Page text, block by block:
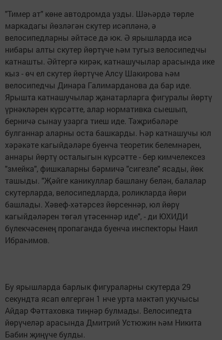
"Тимер ат" көне автодромда узды. Шәһәрдә төрле
маркада­гы йөзләгән скутер исәпләнә, ә
велосипедларны әйтәсе дә юк. Ә ярышларда исә
нибары алты скутер йөртүче һәм тугыз ве­лосипедчы
катнашты. Әйтергә кирәк, катнашучылар арасында ике
кыз - өч ел скутер йөртүче Алсу Шакирова һәм
велосипе­дчы Динара Галимарданова да бар иде.
Ярышта катнашучы­лар җанатарларга фигуралы йөртү
үрнәкләрен күрсәтте, алар нормативка сыешып,
берничә сынау узарга тиеш иде. Тәҗрибәләре
булганнар алар­ны оста башкарды. Һәр катна­шучы юл
хәрәкәте кагыйдәләре буенча теоретик белемнәрен,
аннары йөртү осталыгын күрсәтте - бер кимчелексез
"змейка", фишкаларны бәрмичә "сигезле" ясады, йөк
ташыды. "Җәйге каникуллар башлану белән, балалар
скутерларда, велосипедларда, роликлар­да йөри
башлады. Хәвеф-хәтәрсез йөрсеннәр, юл йөрү
кагыйдәләрен төгәл үтәсеннәр иде", - ди ЮХИДИ
бүлекчәсенең пропаганда буенча инспекторы Наил
Ибраһимов.
Бу ярышларда барлык фигу­раларны скутерда 29
секундта ясап өлгергән 1 нче урта мәктәп укучысы
Айдар Фәттаховка тиңнәр булмады. Велосипедта
йөрүчеләр арасында Дмитрий Устюжин һәм Никита
Бабин җиңүче булды.